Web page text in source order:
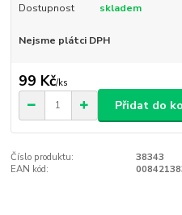
Dostupnost skladem
Nejsme plátci DPH
99 Kč/ks
Přidat do
Číslo produktu:
38343
EAN kód: